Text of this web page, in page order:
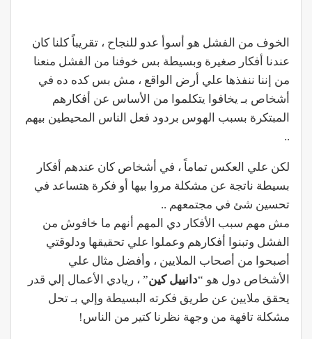
الخوف من الفشل هو أسوأ عدو للنجاح ، تقريباً كلنا كان
عندنا أفكار صغيرة وبسيطة بس خوفنا من الفشل منعنا
من إننا ننفذها علي أرض الواقع ، مش بس كده ده في
أشخاص بـ يخافوا يتكلموا من الأساس عن أفكارهم
المبتكرة بسبب الهوس بردود فعل الناس المحيطين بيهم
..
لكن علي العكس تماماً ، في أشخاص كان عندهم أفكار
بسيطة ناتجة عن مشكلة مروا بيها أو فكرة هتساعد في
تحسين شئ في مجتمعهم ..
مش مهم سبب الأفكار دي المهم أنهم ما خافوش من
الفشل وتبنوا أفكارهم وعملوا علي تحقيقها ودلوقتي
أصبحوا من أصحاب الملايين ، وأفضل مثال علي
الأشخاص دول هو “دانييل كين” ، ريادي الأعمال إلي قدر
يحقق ملايين عن طريق فكرته البسيطة وإلي بـ تحل
مشكلة تافهة من وجهة نظرنا كتير من الناس!